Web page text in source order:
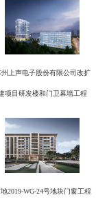
州上声电子股份有限公司改扩
项目研发楼和门卫幕墙工程
2019-WG-24号地块门窗工程